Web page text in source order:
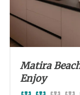
Matira
Enjoy